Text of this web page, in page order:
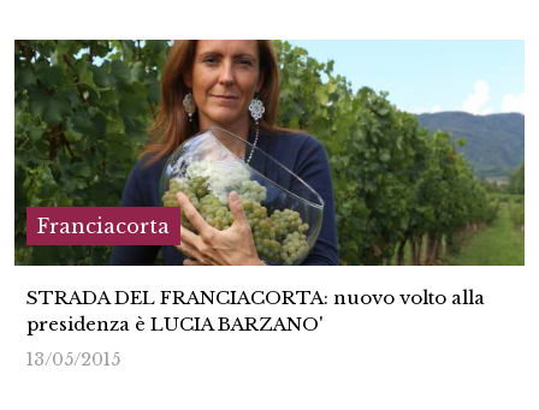
Franciacorta
STRADA DEL FRANCIACORTA: nuovo volto alla
presidenza è LUCIA BARZANO'
13/05/2015